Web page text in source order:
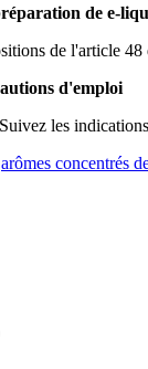
de e-
de l'article
d'emploi
les
arômes concentrés